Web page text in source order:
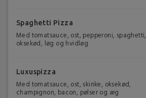
Spaghetti Pizza
Med tomatsauce, ost, pepperoni, spaghetti,
oksekød, løg og hvidløg
Luxuspizza
Med tomatsauce, ost, skinke, oksekød,
champignon, bacon, pølser og æg